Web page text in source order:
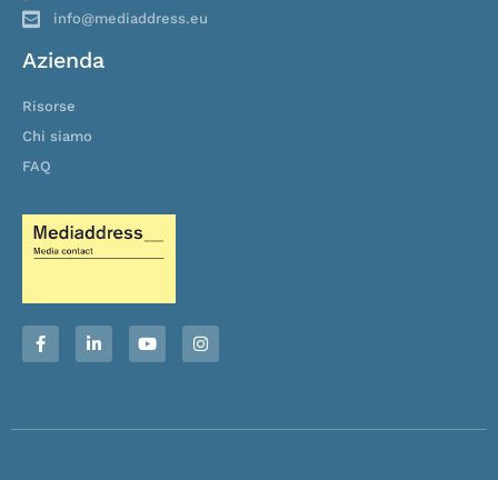
F
a
c
o
L
i
n
i
Y
o
u
e
I
n
s
r
Azienda
Risorse
Chi siamo
FAQ
info@mediaddress.eu